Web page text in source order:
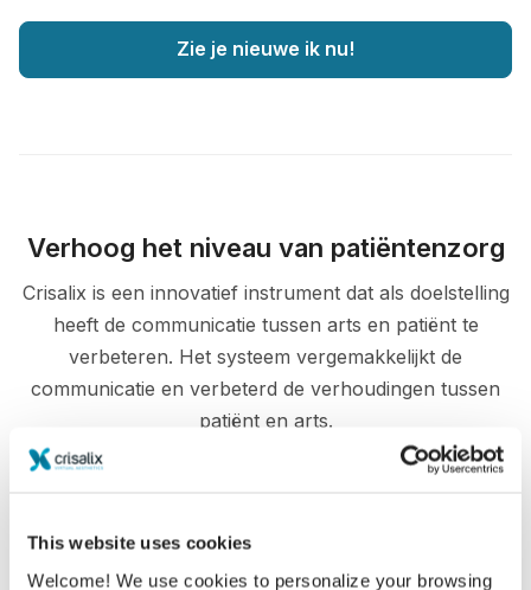
This website uses cookies
Welcome! We use cookies to personalize your browsing
Zie je nieuwe ik nu!
Verhoog het niveau van patiëntenzorg
Crisalix is een innovatief instrument dat als doelstelling
heeft de communicatie tussen arts en patiënt te
verbeteren. Het systeem vergemakkelijkt de
communicatie en verbeterd de verhoudingen tussen
patiënt en arts.